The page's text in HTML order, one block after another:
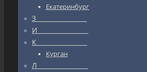
Екатеринбург
З_________________
И_________________
К_________________
Курган
Л_________________